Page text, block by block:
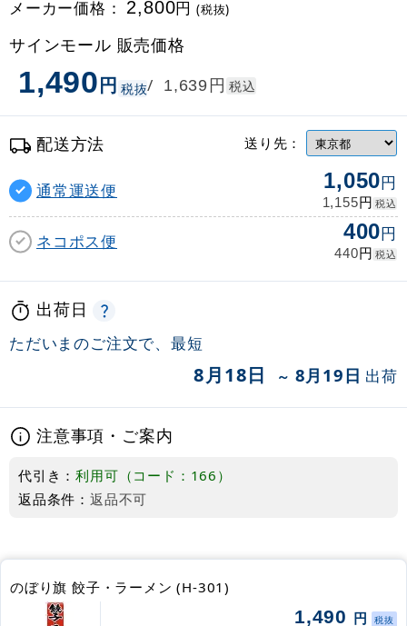
メーカー価格： 2,800円(税抜)
サインモール 販売価格
1,490円 税抜/ 1,639円 税込
配送方法 送り先：
通常運送便 1,050円
1,155円 税込
ネコポス便 400円
440円 税込
出荷日
ただいまのご注文で、最短
8月18日 ～ 8月19日 出荷
注意事項・ご案内
代引き：利用可（コード：166）
返品条件： 返品不可
のぼり旗 餃子・ラーメン (H-301)
1,490 円 税抜